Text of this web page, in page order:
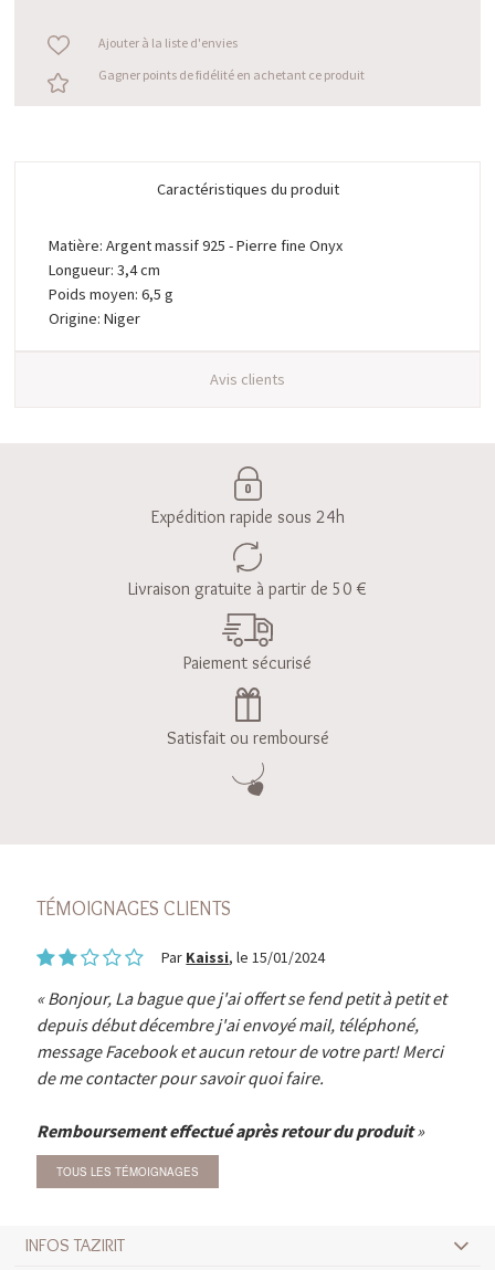
Ajouter à la liste d'envies
Gagner points de fidélité en achetant ce produit
Caractéristiques du produit
Matière: Argent massif 925 - Pierre fine Onyx
Longueur: 3,4 cm
Poids moyen: 6,5 g
Origine: Niger
Avis clients
Expédition rapide sous 24h
Livraison gratuite à partir de 50 €
Paiement sécurisé
Satisfait ou remboursé
TÉMOIGNAGES CLIENTS
Par Kaissi, le 15/01/2024
Bonjour, La bague que j'ai offert se fend petit à petit et
depuis début décembre j'ai envoyé mail, téléphoné,
message Facebook et aucun retour de votre part! Merci
de me contacter pour savoir quoi faire.
Remboursement effectué après retour du produit
TOUS LES TÉMOIGNAGES
INFOS TAZIRIT